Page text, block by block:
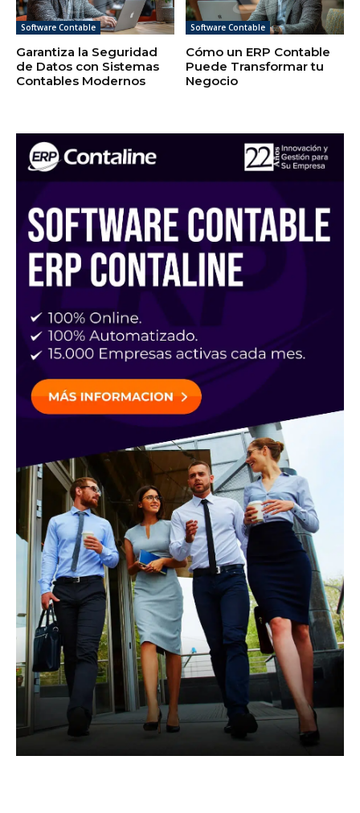
Software Contable
Garantiza la Seguridad
de Datos con Sistemas
Contables Modernos
Software Contable
Cómo un ERP Contable
Puede Transformar tu
Negocio